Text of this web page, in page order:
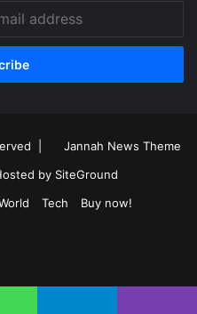
|
Jannah News Theme
by SiteGround
Tech Buy now!